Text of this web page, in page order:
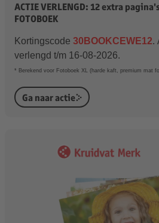
ACTIE VERLENGD: 12 extra
FOTOBOEK
Kortingscode 30BOOKCEWE12.
verlengd t/m 16-08-2026.
* Berekend voor Fotoboek XL (harde kaft, premium mat
Ga naar actie